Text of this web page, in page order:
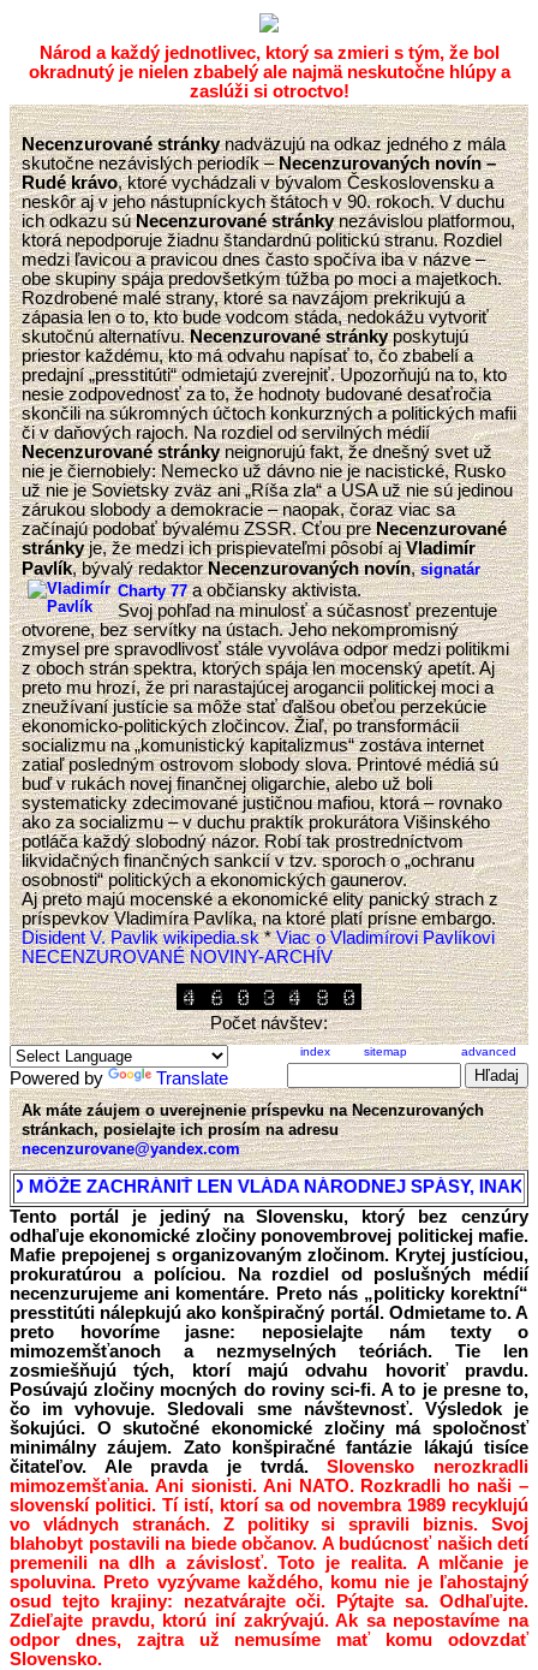
Národ a každý jednotlivec, ktorý sa zmieri s tým, že bol
okradnutý je nielen zbabelý ale najmä neskutočne hlúpy a
zaslúži si otroctvo!
Necenzurované stránkynadväzujú na odkaz jedného z mála
skutočne nezávislých periodík –Necenzurovaných novín –
Rudé krávo, ktoré vychádzali v bývalom Československu a
neskôr aj v jeho nástupníckych štátoch v 90. rokoch. V duchu
ich odkazu súNecenzurované stránkynezávislou platformou,
ktorá nepodporuje žiadnu štandardnú politickú stranu. Rozdiel
medzi ľavicou a pravicou dnes často spočíva iba v názve –
obe skupiny spája predovšetkým túžba po moci a majetkoch.
Rozdrobené malé strany, ktoré sa navzájom prekrikujú a
zápasia len o to, kto bude vodcom stáda, nedokážu vytvoriť
skutočnú alternatívu.Necenzurované stránkyposkytujú
priestor každému, kto má odvahu napísať to, čo zbabelí a
predajní „presstitúti“ odmietajú zverejniť. Upozorňujú na to, kto
nesie zodpovednosť za to, že hodnoty budované desaťročia
skončili na súkromných účtoch konkurzných a politických mafii
či v daňových rajoch. Na rozdiel od servilných médií
Necenzurované stránkyneignorujú fakt, že dnešný svet už
nie je čiernobiely: Nemecko už dávno nie je nacistické, Rusko
už nie je Sovietsky zväz ani „Ríša zla“ a USA už nie sú jedinou
zárukou slobody a demokracie – naopak, čoraz viac sa
začínajú podobať bývalému ZSSR. Cťou preNecenzurované
stránkyje, že medzi ich prispievateľmi pôsobí ajVladimír
Pavlík, bývalý redaktorNecenzurovaných novín,signatár
Charty 77a občiansky aktivista.
Svoj pohľad na minulosť a súčasnosť prezentuje
otvorene, bez servítky na ústach. Jeho nekompromisný
zmysel pre spravodlivosť stále vyvoláva odpor medzi politikmi
z oboch strán spektra, ktorých spája len mocenský apetít. Aj
preto mu hrozí, že pri narastajúcej arogancii politickej moci a
zneužívaní justície sa môže stať ďalšou obeťou perzekúcie
ekonomicko-politických zločincov. Žiaľ, po transformácii
socializmu na „komunistický kapitalizmus“ zostáva internet
zatiaľ posledným ostrovom slobody slova. Printové médiá sú
buď v rukách novej finančnej oligarchie, alebo už boli
systematicky zdecimované justičnou mafiou, ktorá – rovnako
ako za socializmu – v duchu praktík prokurátora Višinského
potláča každý slobodný názor. Robí tak prostredníctvom
likvidačných finančných sankcií v tzv. sporoch o „ochranu
osobnosti“ politických a ekonomických gaunerov.
Aj preto majú mocenské a ekonomické elity panický strach z
príspevkov Vladimíra Pavlíka, na ktoré platí prísne embargo.
Disident V. Pavlik wikipedia.sk*Viac o Vladimírovi Pavlíkovi
NECENZUROVANÉ NOVINY-ARCHÍV
Počet návštev:
Powered by Translate
index sitemap advanced
Ak máte záujem o uverejnenie príspevku na Necenzurovaných
stránkach, posielajte ich prosím na adresu
necenzurovane@yandex.com
LEN VLÁDA NÁRODNEJ SPÁSY, INAK REÁLNE
Tento portál je jediný na Slovensku, ktorý bez cenzúry
odhaľuje ekonomické zločiny ponovembrovej politickej mafie.
Mafie prepojenej s organizovaným zločinom. Krytej justíciou,
prokuratúrou a políciou. Na rozdiel od poslušných médií
necenzurujeme ani komentáre. Preto nás „politicky korektní“
presstitúti nálepkujú ako konšpiračný portál. Odmietame to. A
preto hovoríme jasne: neposielajte nám texty o
mimozemšťanoch a nezmyselných teóriách. Tie len
zosmiešňujú tých, ktorí majú odvahu hovoriť pravdu.
Posúvajú zločiny mocných do roviny sci-fi. A to je presne to,
čo im vyhovuje. Sledovali sme návštevnosť. Výsledok je
šokujúci. O skutočné ekonomické zločiny má spoločnosť
minimálny záujem. Zato konšpiračné fantázie lákajú tisíce
čitateľov. Ale pravda je tvrdá.Slovensko nerozkradli
mimozemšťania. Ani sionisti. Ani NATO. Rozkradli ho naši –
slovenskí politici. Tí istí, ktorí sa od novembra 1989 recyklujú
vo vládnych stranách. Z politiky si spravili biznis. Svoj
blahobyt postavili na biede občanov. A budúcnosť našich detí
premenili na dlh a závislosť. Toto je realita. A mlčanie je
spoluvina. Preto vyzývame každého, komu nie je ľahostajný
osud tejto krajiny: nezatvárajte oči. Pýtajte sa. Odhaľujte.
Zdieľajte pravdu, ktorú iní zakrývajú. Ak sa nepostavíme na
odpor dnes, zajtra už nemusíme mať komu odovzdať
Slovensko.